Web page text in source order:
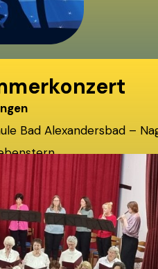
Bad Alexandersbad –